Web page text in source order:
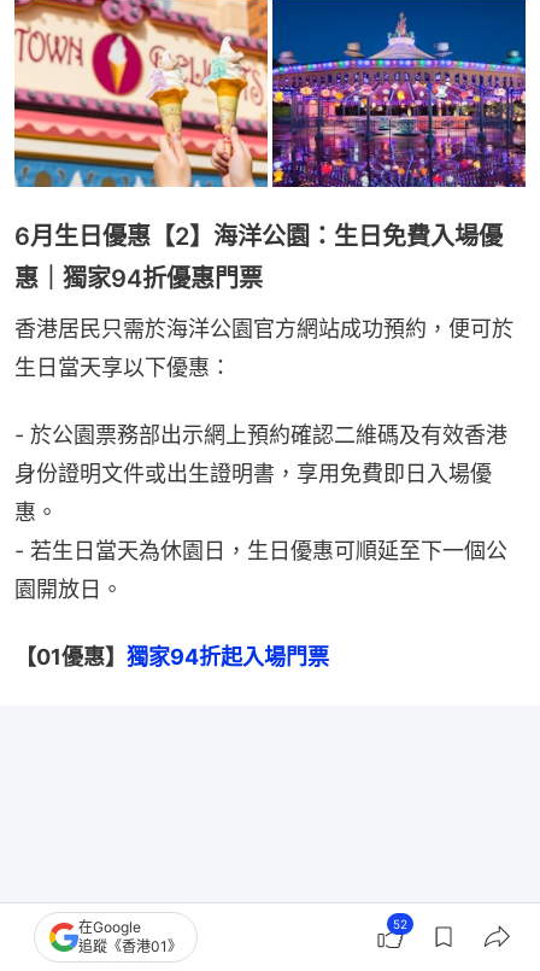
6月生日優惠【2】海洋公園：生日免費入場優
惠｜獨家94折優惠門票
香港居民只需於海洋公園官方網站成功預約，便可於
生日當天享以下優惠：
- 於公園票務部出示網上預約確認二維碼及有效香港
身份證明文件或出生證明書，享用免費即日入場優
惠。
- 若生日當天為休園日，生日優惠可順延至下一個公
園開放日。
【01優惠】 獨家94折起入場門票
在Google
追蹤《香港01》
52